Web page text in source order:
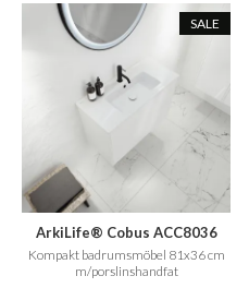
SALE
ArkiLife® Cobus ACC8036
CPH Square
Kompakt badrumsmöbel 81x36 cm
m/porslinshandfat